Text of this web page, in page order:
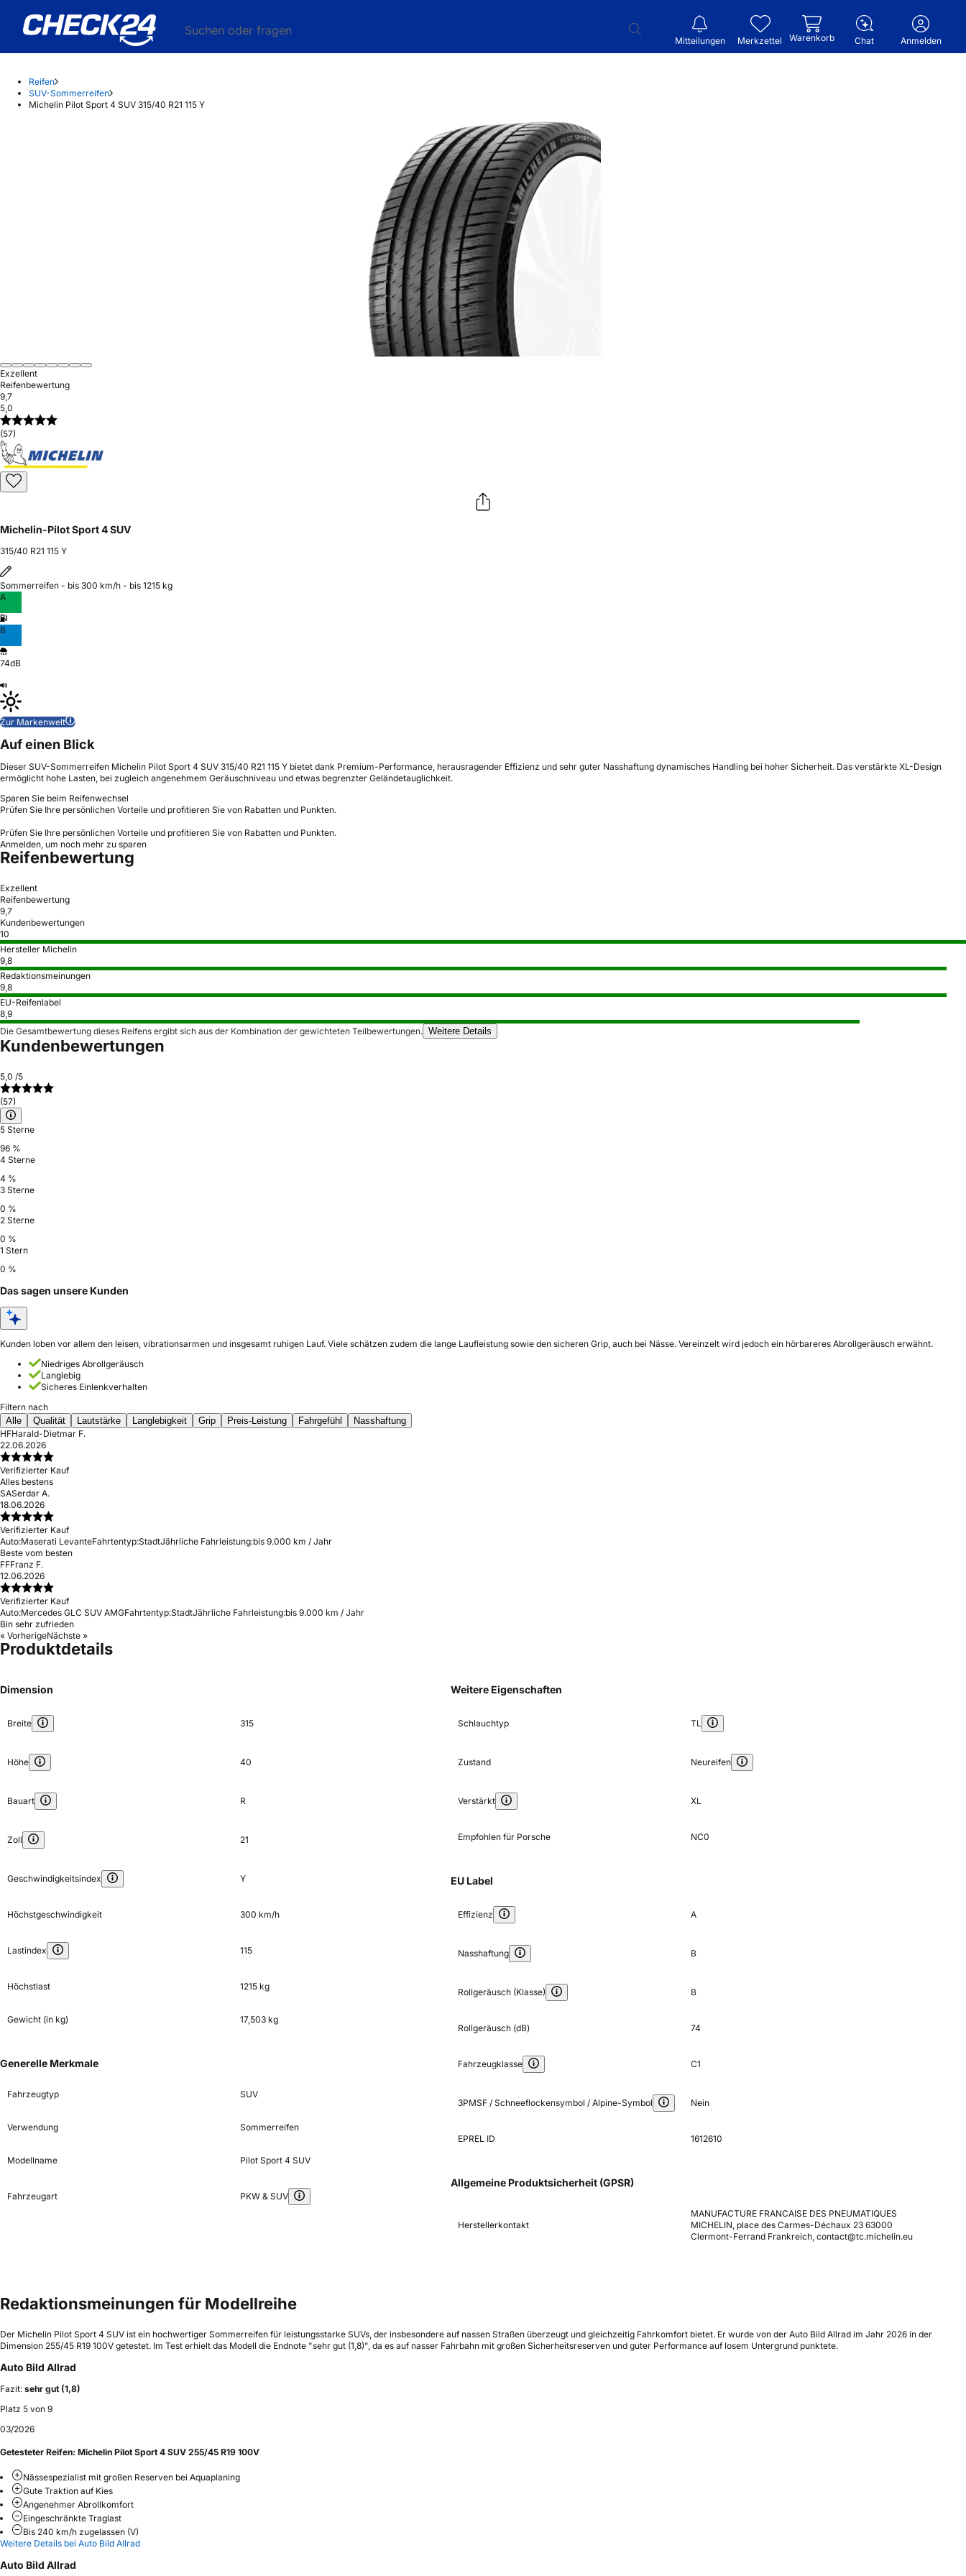
Suchen oder fragen
Mitteilungen Merkzettel Warenkorb Chat Anmelden
Reifen
SUV-Sommerreifen
Michelin Pilot Sport 4 SUV 315/40 R21 115 Y
Exzellent
Reifenbewertung
9,7
5,0
(57)
Michelin-Pilot Sport 4 SUV
315/40 R21 115 Y
Sommerreifen - bis 300 km/h - bis 1215 kg
A
B
74dB
Zur Markenwelt
Auf einen Blick
Dieser SUV-Sommerreifen Michelin Pilot Sport 4 SUV 315/40 R21 115 Y bietet dank Premium-Performance, herausragender Effizienz und sehr guter Nasshaftung dynamisches Handling bei hoher Sicherheit. Das verstärkte XL-Design
ermöglicht hohe Lasten, bei zugleich angenehmem Geräuschniveau und etwas begrenzter Geländetauglichkeit.
Sparen Sie beim Reifenwechsel
Prüfen Sie Ihre persönlichen Vorteile und profitieren Sie von Rabatten und Punkten.
Prüfen Sie Ihre persönlichen Vorteile und profitieren Sie von Rabatten und Punkten.
Anmelden, um noch mehr zu sparen
Reifenbewertung
Exzellent
Reifenbewertung
9,7
Kundenbewertungen
10
Hersteller Michelin
9,8
Redaktionsmeinungen
9,8
EU-Reifenlabel
8,9
Die Gesamtbewertung dieses Reifens ergibt sich aus der Kombination der gewichteten Teilbewertungen. Weitere Details
Kundenbewertungen
5,0 /5
(57)
5 Sterne
96 %
4 Sterne
4 %
3 Sterne
0 %
2 Sterne
0 %
1 Stern
0 %
Das sagen unsere Kunden
Kunden loben vor allem den leisen, vibrationsarmen und insgesamt ruhigen Lauf. Viele schätzen zudem die lange Laufleistung sowie den sicheren Grip, auch bei Nässe. Vereinzelt wird jedoch ein hörbareres Abrollgeräusch erwähnt.
Niedriges Abrollgeräusch
Langlebig
Sicheres Einlenkverhalten
Filtern nach
Alle
Qualität Lautstärke Langlebigkeit Grip Preis-Leistung Fahrgefühl
Nasshaftung
HFHarald-Dietmar F.
22.06.2026
Verifizierter Kauf
Alles bestens
SASerdar A.
18.06.2026
Verifizierter Kauf
Auto:Maserati LevanteFahrtentyp:StadtJährliche Fahrleistung:bis 9.000 km / Jahr
Beste vom besten
FFFranz F.
12.06.2026
Verifizierter Kauf
Auto:Mercedes GLC SUV AMGFahrtentyp:StadtJährliche Fahrleistung:bis 9.000 km / Jahr
Bin sehr zufrieden
« VorherigeNächste »
Produktdetails
Dimension
Breite 315
Höhe 40
Bauart R
Zoll 21
Geschwindigkeitsindex Y
Höchstgeschwindigkeit 300 km/h
Lastindex 115
Höchstlast 1215 kg
Gewicht (in kg) 17,503 kg
Generelle Merkmale
Fahrzeugtyp SUV
Verwendung Sommerreifen
Modellname Pilot Sport 4 SUV
Fahrzeugart PKW & SUV
Weitere Eigenschaften
Schlauchtyp TL
Zustand Neureifen
Verstärkt XL
Empfohlen für Porsche NC0
EU Label
Effizienz A
Nasshaftung B
Rollgeräusch (Klasse) B
Rollgeräusch (dB) 74
Fahrzeugklasse C1
3PMSF / Schneeflockensymbol / Alpine-Symbol Nein
EPREL ID 1612610
Allgemeine Produktsicherheit (GPSR)
Herstellerkontakt
MANUFACTURE FRANCAISE DES PNEUMATIQUES
MICHELIN, place des Carmes-Déchaux 23 63000
Clermont-Ferrand Frankreich, contact@tc.michelin.eu
Redaktionsmeinungen für Modellreihe
Der Michelin Pilot Sport 4 SUV ist ein hochwertiger Sommerreifen für leistungsstarke SUVs, der insbesondere auf nassen Straßen überzeugt und gleichzeitig Fahrkomfort bietet. Er wurde von der Auto Bild Allrad im Jahr 2026 in der
Dimension 255/45 R19 100V getestet. Im Test erhielt das Modell die Endnote "sehr gut (1,8)", da es auf nasser Fahrbahn mit großen Sicherheitsreserven und guter Performance auf losem Untergrund punktete.
Auto Bild Allrad
Fazit: sehr gut (1,8)
Platz 5 von 9
03/2026
Getesteter Reifen: Michelin Pilot Sport 4 SUV 255/45 R19 100V
Nässespezialist mit großen Reserven bei Aquaplaning
Gute Traktion auf Kies
Angenehmer Abrollkomfort
Eingeschränkte Traglast
Bis 240 km/h zugelassen (V)
Weitere Details bei Auto Bild Allrad
Auto Bild Allrad